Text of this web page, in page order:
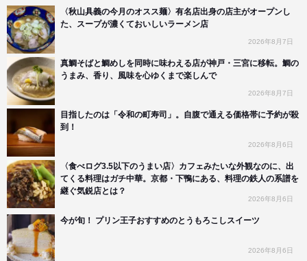
〈秋山具義の今月のオスス麺〉有名店出身の店主がオープンし
た、スープが濃くておいしいラーメン店
2026年8月7日
真鯛そばと鯛めしを同時に味わえる店が神戸・三宮に移転。鯛の
うまみ、香り、風味を心ゆくまで楽しんで
2026年8月7日
目指したのは「令和の町寿司」。自腹で通える価格帯に予約が殺
到！
2026年8月6日
〈食べログ3.5以下のうまい店〉カフェみたいな外観なのに、出
てくる料理はガチ中華。京都・下鴨にある、料理の鉄人の系譜を
継ぐ気鋭店とは？
2026年8月6日
今が旬！ プリン王子おすすめのとうもろこしスイーツ
2026年8月6日